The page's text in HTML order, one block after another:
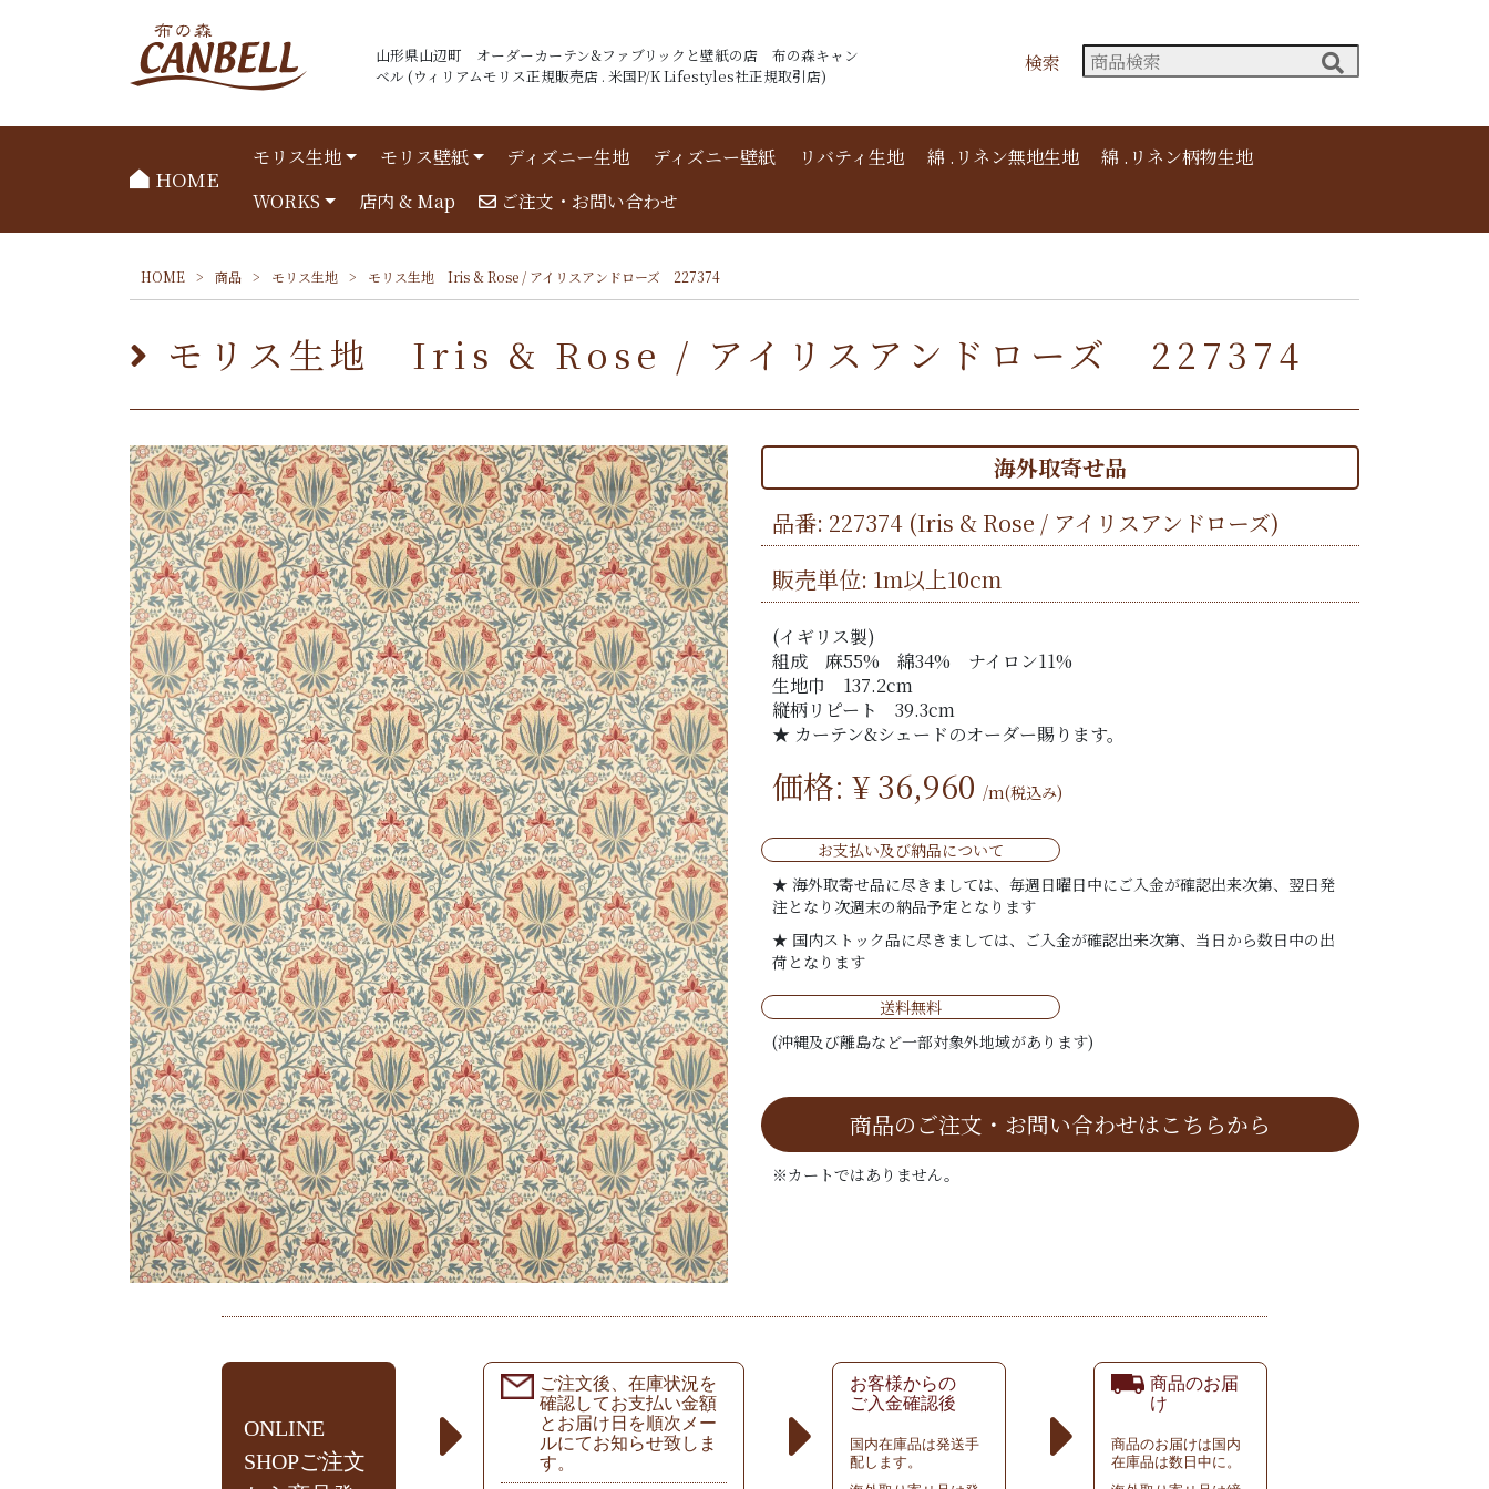
山形県山辺町 オーダーカーテン&ファブリックと壁紙の店 布の森キャン
ベル (ウィリアムモリス正規販売店 . 米国P/K Lifestyles社正規取引店)
検索
HOME
モリス生地 モリス壁紙 ディズニー生地 ディズニー壁紙 リバティ生地 綿 .リネン無地生地
綿 .リネン柄物生地
WORKS
店内 & Map ご注文・お問い合わせ
HOME > 商品 > モリス生地 > モリス生地 Iris & Rose / アイリスアンドローズ 227374
モリス生地 Iris & Rose / アイリスアンドローズ 227374
海外取寄せ品
品番: 227374 (Iris & Rose / アイリスアンドローズ)
販売単位: 1m以上10cm
(イギリス製)
組成 麻55% 綿34% ナイロン11%
生地巾 137.2cm
縦柄リピート 39.3cm
★ カーテン&シェードのオーダー賜ります。
価格: ¥36,960 /m(税込み)
お支払い及び納品について
★ 海外取寄せ品に尽きましては、毎週日曜日中にご入金が確認出来次第、翌日発
注となり次週末の納品予定となります
★ 国内ストック品に尽きましては、ご入金が確認出来次第、当日から数日中の出
荷となります
送料無料
(沖縄及び離島など一部対象外地域があります)
商品のご注文・お問い合わせはこちらから
※カートではありません。
ONLINE
SHOPご注文
ご注文後、在庫状況を
確認してお支払い金額
とお届け日を順次メー
ルにてお知らせ致しま
す。
お客様からの
ご入金確認後
国内在庫品は発送手
配します。
商品のお届
け
商品のお届けは国内
在庫品は数日中に。